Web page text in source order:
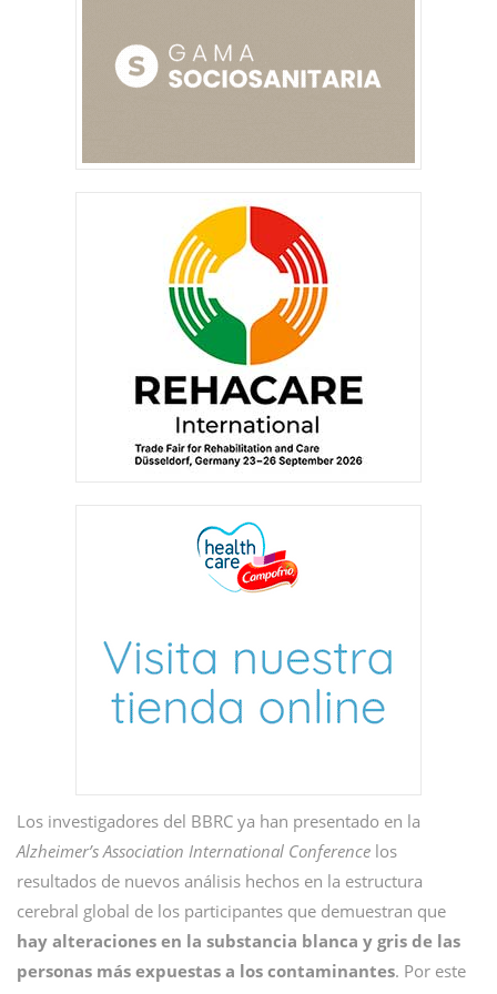
Los investigadores del BBRC ya han presentado en la
Alzheimer’s Association International Conference los
resultados de nuevos análisis hechos en la estructura
cerebral global de los participantes que demuestran que
hay alteraciones en la substancia blanca y gris de las
personas más expuestas a los contaminantes. Por este